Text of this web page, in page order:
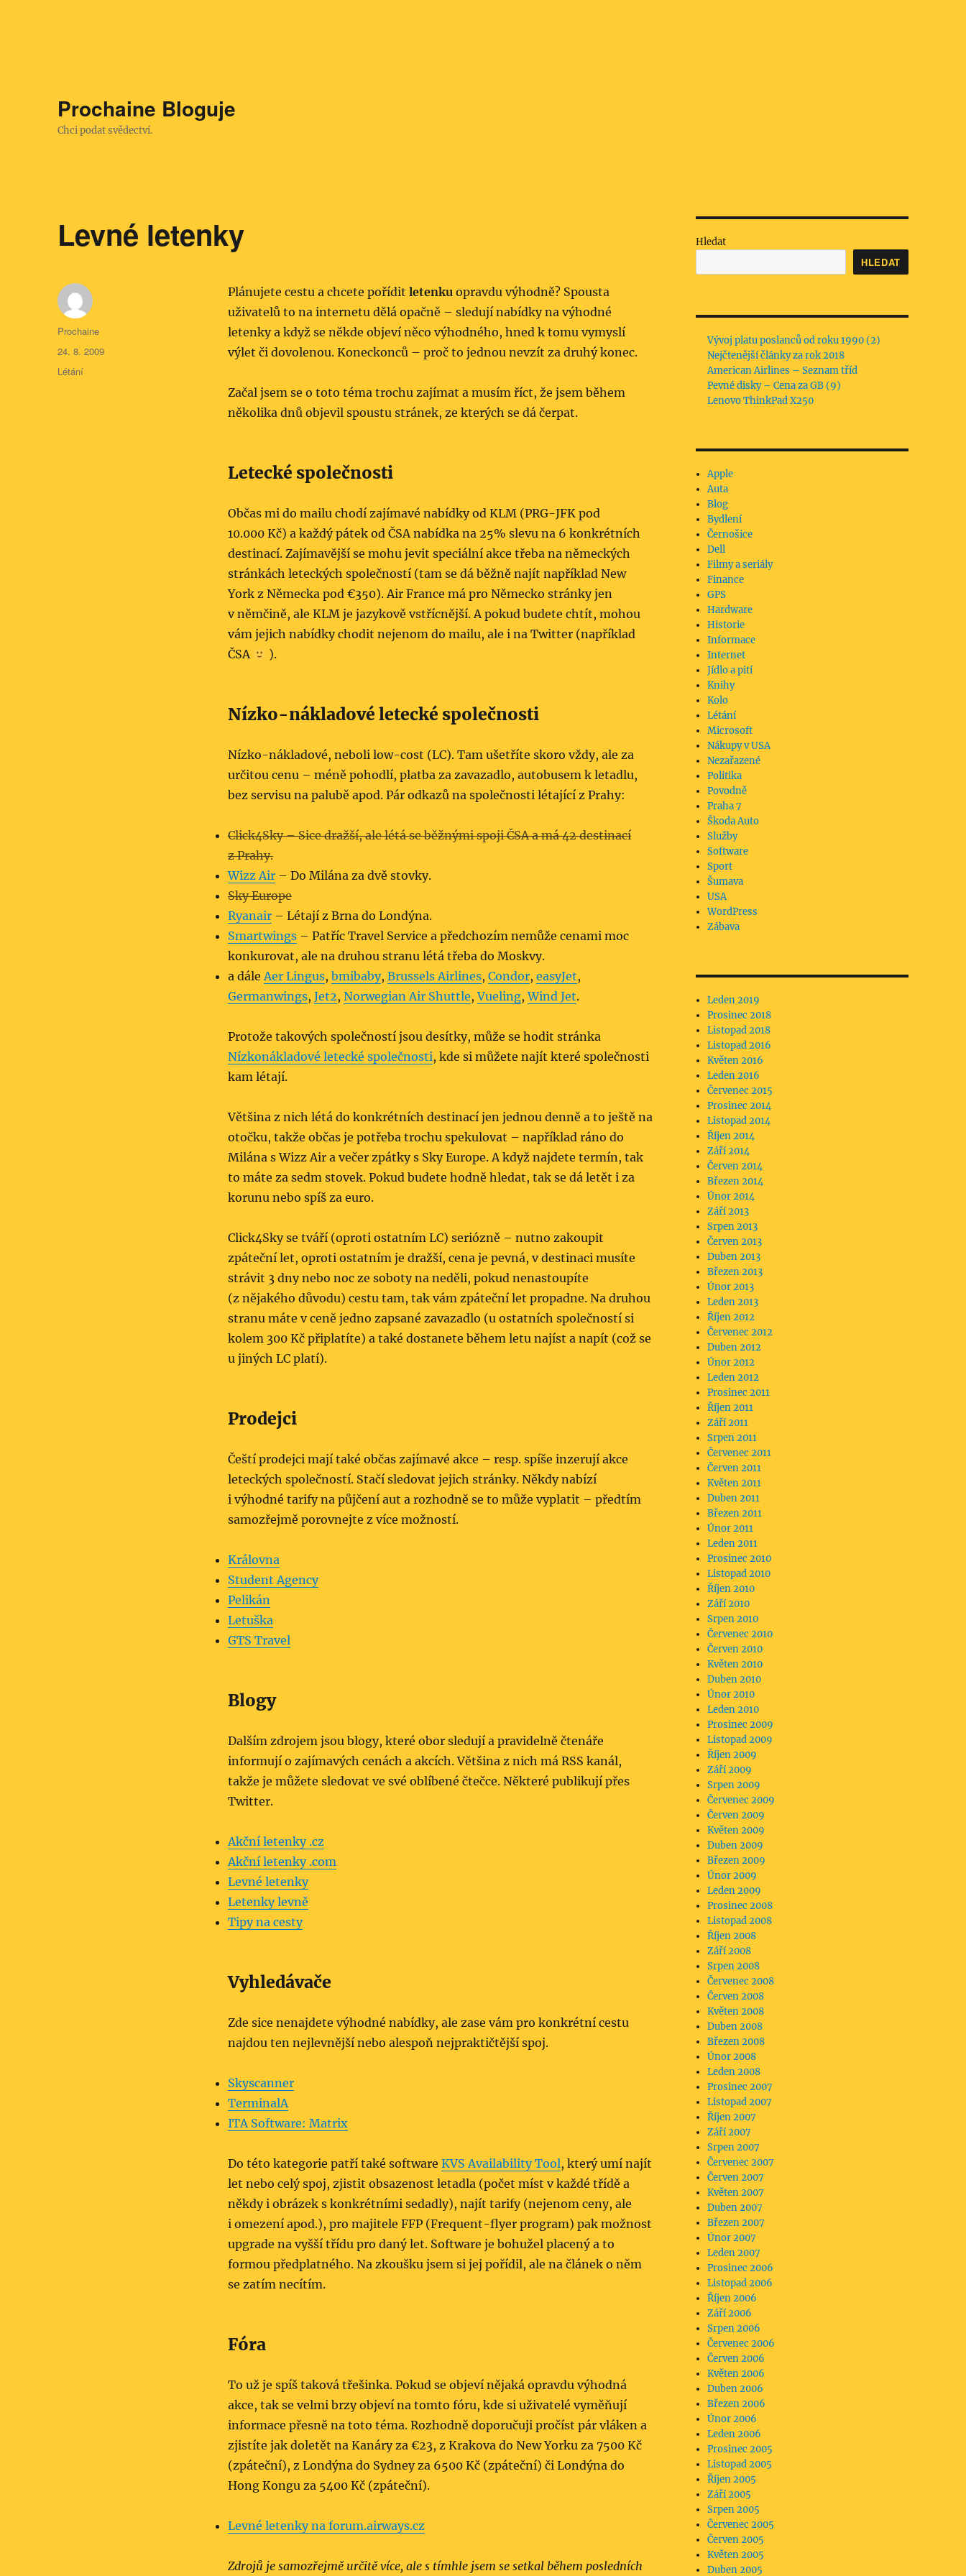
Prochaine Bloguje
Chci podat svědectví.
Levné letenky
Plánujete cestu a chcete pořídit letenkuopravdu výhodně? Spousta
uživatelů to na internetu dělá opačně – sledují nabídky na výhodné
letenky a když se někde objeví něco výhodného, hned k tomu vymyslí
výlet či dovolenou. Koneckonců – proč to jednou nevzít za druhý konec.
Začal jsem se o toto téma trochu zajímat a musím říct, že jsem během
několika dnů objevil spoustu stránek, ze kterých se dá čerpat.
Letecké společnosti
Občas mi do mailu chodí zajímavé nabídky od KLM (PRG-JFK pod
10.000 Kč) a každý pátek od ČSA nabídka na 25% slevu na 6 konkrétních
destinací. Zajímavější se mohu jevit speciální akce třeba na německých
stránkách leteckých společností (tam se dá běžně najít například New
York z Německa pod €350). Air France má pro Německo stránky jen
v němčině, ale KLM je jazykově vstřícnější. A pokud budete chtít, mohou
vám jejich nabídky chodit nejenom do mailu, ale i na Twitter (například
ČSA
).
Nízko-nákladové letecké společnosti
Nízko-nákladové, neboli low-cost (LC). Tam ušetříte skoro vždy, ale za
určitou cenu – méně pohodlí, platba za zavazadlo, autobusem k letadlu,
bez servisu na palubě apod. Pár odkazů na společnosti létající z Prahy:
Click4Sky – Sice dražší, ale létá se běžnými spoji ČSA a má 42 destinací
z Prahy.
Wizz Air– Do Milána za dvě stovky.
Sky Europe
Ryanair– Létají z Brna do Londýna.
Smartwings– Patříc Travel Service a předchozím nemůže cenami moc
konkurovat, ale na druhou stranu létá třeba do Moskvy.
a dáleAer Lingus, bmibaby, Brussels Airlines, Condor, easyJet,
Germanwings, Jet2, Norwegian Air Shuttle,Vueling,Wind Jet.
Protože takových společností jsou desítky, může se hodit stránka
Nízkonákladové letecké společnosti, kde si můžete najít které společnosti
kam létají.
Většina z nich létá do konkrétních destinací jen jednou denně a to ještě na
otočku, takže občas je potřeba trochu spekulovat – například ráno do
Milána s Wizz Air a večer zpátky s Sky Europe. A když najdete termín, tak
to máte za sedm stovek. Pokud budete hodně hledat, tak se dá letět i za
korunu nebo spíš za euro.
Click4Sky se tváří (oproti ostatním LC) seriózně – nutno zakoupit
zpáteční let, oproti ostatním je dražší, cena je pevná, v destinaci musíte
strávit 3 dny nebo noc ze soboty na neděli, pokud nenastoupíte
(z nějakého důvodu) cestu tam, tak vám zpáteční let propadne. Na druhou
stranu máte v ceně jedno zapsané zavazadlo (u ostatních společností si
kolem 300 Kč připlatíte) a také dostanete během letu najíst a napít (což se
u jiných LC platí).
Prodejci
Čeští prodejci mají také občas zajímavé akce – resp. spíše inzerují akce
leteckých společností. Stačí sledovat jejich stránky. Někdy nabízí
i výhodné tarify na půjčení aut a rozhodně se to může vyplatit – předtím
samozřejmě porovnejte z více možností.
Královna
Student Agency
Pelikán
Letuška
GTS Travel
Blogy
Dalším zdrojem jsou blogy, které obor sledují a pravidelně čtenáře
informují o zajímavých cenách a akcích. Většina z nich má RSS kanál,
takže je můžete sledovat ve své oblíbené čtečce. Některé publikují přes
Twitter.
Akční letenky .cz
Akční letenky .com
Levné letenky
Letenky levně
Tipy na cesty
Vyhledávače
Zde sice nenajdete výhodné nabídky, ale zase vám pro konkrétní cestu
najdou ten nejlevnější nebo alespoň nejpraktičtěj­ší spoj.
Skyscanner
TerminalA
ITA Software: Matrix
Do této kategorie patří také software KVS Availability Tool, který umí najít
let nebo celý spoj, zjistit obsazenost letadla (počet míst v každé třídě a
někdy i obrázek s konkrétními sedadly), najít tarify (nejenom ceny, ale
i omezení apod.), pro majitele FFP (Frequent-flyer program) pak možnost
upgrade na vyšší třídu pro daný let. Software je bohužel placený a to
formou předplatného. Na zkoušku jsem si jej pořídil, ale na článek o něm
se zatím necítím.
Fóra
To už je spíš taková třešinka. Pokud se objeví nějaká opravdu výhodná
akce, tak se velmi brzy objeví na tomto fóru, kde si uživatelé vyměňují
informace přesně na toto téma. Rozhodně doporučuji pročíst pár vláken a
zjistíte jak doletět na Kanáry za €23, z Krakova do New Yorku za 7500 Kč
(zpáteční), z Londýna do Sydney za 6500 Kč (zpáteční) či Londýna do
Hong Kongu za 5400 Kč (zpáteční).
Levné letenky na forum.airways.cz
Zdrojů je samozřejmě určitě více, ale s tímhle jsem se setkal během posledních
Autor:
Prochaine
Publikováno:
24. 8. 2009
Rubriky:
Létání
Hledat
HLEDAT
Vývoj platu poslanců od roku 1990 (2)
Nejčtenější články za rok 2018
American Airlines – Seznam tříd
Pevné disky – Cena za GB (9)
Lenovo ThinkPad X250
Apple
Auta
Blog
Bydlení
Černošice
Dell
Filmy a seriály
Finance
GPS
Hardware
Historie
Informace
Internet
Jídlo a pití
Knihy
Kolo
Létání
Microsoft
Nákupy v USA
Nezařazené
Politika
Povodně
Praha 7
Škoda Auto
Služby
Software
Sport
Šumava
USA
WordPress
Zábava
Leden 2019
Prosinec 2018
Listopad 2018
Listopad 2016
Květen 2016
Leden 2016
Červenec 2015
Prosinec 2014
Listopad 2014
Říjen 2014
Září 2014
Červen 2014
Březen 2014
Únor 2014
Září 2013
Srpen 2013
Červen 2013
Duben 2013
Březen 2013
Únor 2013
Leden 2013
Říjen 2012
Červenec 2012
Duben 2012
Únor 2012
Leden 2012
Prosinec 2011
Říjen 2011
Září 2011
Srpen 2011
Červenec 2011
Červen 2011
Květen 2011
Duben 2011
Březen 2011
Únor 2011
Leden 2011
Prosinec 2010
Listopad 2010
Říjen 2010
Září 2010
Srpen 2010
Červenec 2010
Červen 2010
Květen 2010
Duben 2010
Únor 2010
Leden 2010
Prosinec 2009
Listopad 2009
Říjen 2009
Září 2009
Srpen 2009
Červenec 2009
Červen 2009
Květen 2009
Duben 2009
Březen 2009
Únor 2009
Leden 2009
Prosinec 2008
Listopad 2008
Říjen 2008
Září 2008
Srpen 2008
Červenec 2008
Červen 2008
Květen 2008
Duben 2008
Březen 2008
Únor 2008
Leden 2008
Prosinec 2007
Listopad 2007
Říjen 2007
Září 2007
Srpen 2007
Červenec 2007
Červen 2007
Květen 2007
Duben 2007
Březen 2007
Únor 2007
Leden 2007
Prosinec 2006
Listopad 2006
Říjen 2006
Září 2006
Srpen 2006
Červenec 2006
Červen 2006
Květen 2006
Duben 2006
Březen 2006
Únor 2006
Leden 2006
Prosinec 2005
Listopad 2005
Říjen 2005
Září 2005
Srpen 2005
Červenec 2005
Červen 2005
Květen 2005
Duben 2005